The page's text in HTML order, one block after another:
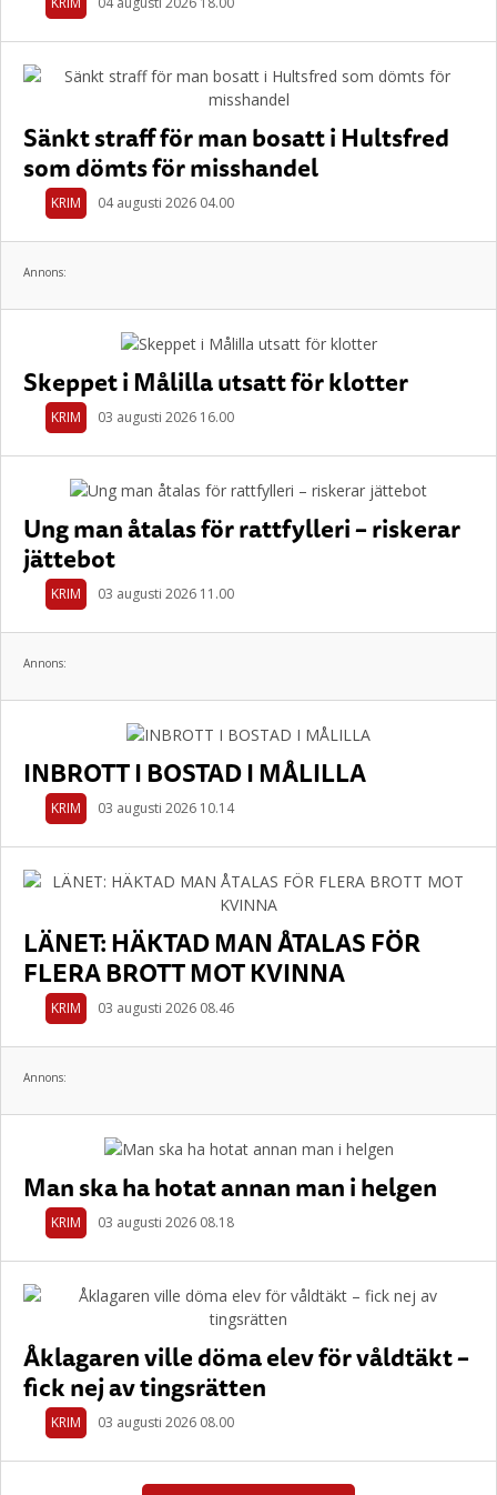
Sänkt straff för man bosatt i Hultsfred
som dömts för misshandel
KRIM 04 augusti 2026 04.00
Annons:
Skeppet i Målilla utsatt för klotter
KRIM 03 augusti 2026 16.00
Ung man åtalas för rattfylleri – riskerar
jättebot
KRIM 03 augusti 2026 11.00
Annons:
INBROTT I BOSTAD I MÅLILLA
KRIM 03 augusti 2026 10.14
LÄNET: HÄKTAD MAN ÅTALAS FÖR
FLERA BROTT MOT KVINNA
KRIM 03 augusti 2026 08.46
Annons:
Man ska ha hotat annan man i helgen
KRIM 03 augusti 2026 08.18
Åklagaren ville döma elev för våldtäkt –
fick nej av tingsrätten
KRIM 03 augusti 2026 08.00